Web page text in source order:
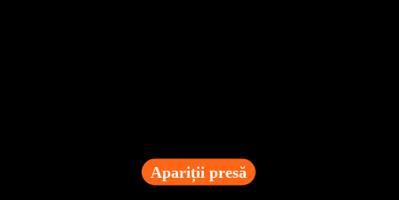
Apariții presă